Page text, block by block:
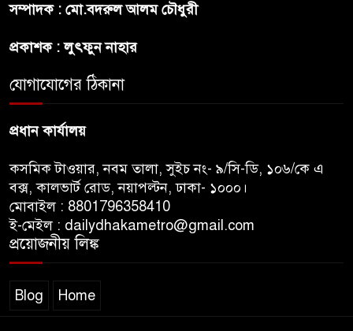
ট্রাম্পের ৪০ কোটি ডলারের ‘বলরুম
সম্পাদক : মো.বদরুল আলম চৌধুরী
প্রকাশক : লুৎফুন নাহার
যোগাযোগের ঠিকানা
প্রধান কার্যালয়
কসমিক টাওয়ার, নবম তালা, সুইচ নং- ৯/সি-ডি, ১০৬/কে এ
বক্স, কালভার্ট রোড, নয়াপল্টন, ঢাকা- ১০০০।
মোবাইল : 8801796358410
ই-মেইল : dailydhakametro@gmail.com
প্রয়োজনীয় লিঙ্ক
Blog Home